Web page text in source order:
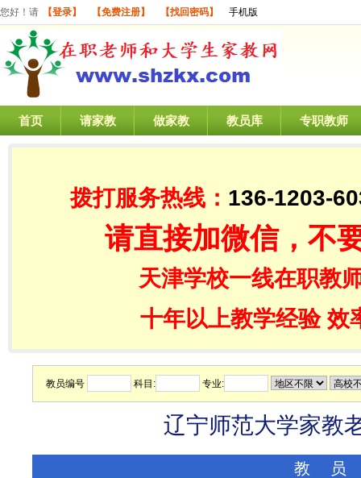
您好！请 【登录】 【免费注册】 【找回密码】 手机版
首页 请家教 做家教 教员库 专职教师
拨打服务热线： 136-1203-
请直接加微信，不
天津学校一线在职教
十年以上教学经验 效
教员编号 科目: 专业:
辽宁师范大学家教
教